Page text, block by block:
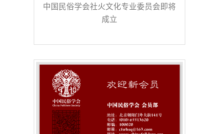
中国民俗学会社火文化专业委员会即将
成立